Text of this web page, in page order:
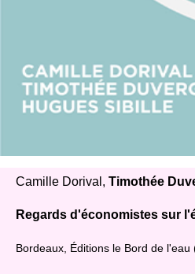
Camille Dorival, Timothée
Regards d'économistes sur
Bordeaux, Éditions le Bord de l'eau